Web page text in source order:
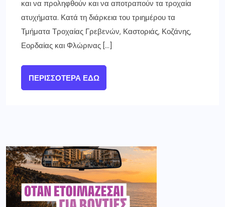
και να προληφθούν και να αποτραπούν τα τροχαία
ατυχήματα. Κατά τη διάρκεια του τριημέρου τα
Τμήματα Τροχαίας Γρεβενών, Καστοριάς, Κοζάνης,
Εορδαίας και Φλώρινας […]
ΠΕΡΙΣΣΌΤΕΡΑ ΕΔΏ